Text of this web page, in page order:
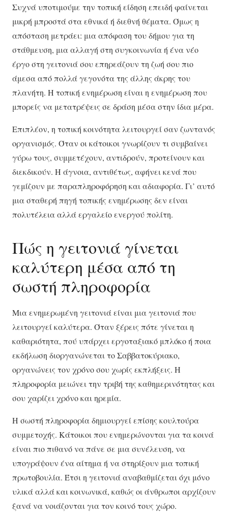
Συχνά υποτιμούμε την τοπική είδηση επειδή φαίνεται
μικρή μπροστά στα εθνικά ή διεθνή θέματα. Όμως η
απόσταση μετράει: μια απόφαση του δήμου για τη
στάθμευση, μια αλλαγή στη συγκοινωνία ή ένα νέο
έργο στη γειτονιά σου επηρεάζουν τη ζωή σου πιο
άμεσα από πολλά γεγονότα της άλλης άκρης του
πλανήτη. Η τοπική ενημέρωση είναι η ενημέρωση που
μπορείς να μετατρέψεις σε δράση μέσα στην ίδια μέρα.
Επιπλέον, η τοπική κοινότητα λειτουργεί σαν ζωντανός
οργανισμός. Όταν οι κάτοικοι γνωρίζουν τι συμβαίνει
γύρω τους, συμμετέχουν, αντιδρούν, προτείνουν και
διεκδικούν. Η άγνοια, αντιθέτως, αφήνει κενά που
γεμίζουν με παραπληροφόρηση και αδιαφορία. Γι’ αυτό
μια σταθερή πηγή τοπικής ενημέρωσης δεν είναι
πολυτέλεια αλλά εργαλείο ενεργού πολίτη.
Πώς η γειτονιά γίνεται
καλύτερη μέσα από τη
σωστή πληροφορία
Μια ενημερωμένη γειτονιά είναι μια γειτονιά που
λειτουργεί καλύτερα. Όταν ξέρεις πότε γίνεται η
καθαριότητα, πού υπάρχει εργοταξιακό μπλόκο ή ποια
εκδήλωση διοργανώνεται το Σαββατοκύριακο,
οργανώνεις τον χρόνο σου χωρίς εκπλήξεις. Η
πληροφορία μειώνει την τριβή της καθημερινότητας και
σου χαρίζει χρόνο και ηρεμία.
Η σωστή πληροφορία δημιουργεί επίσης κουλτούρα
συμμετοχής. Κάτοικοι που ενημερώνονται για τα κοινά
είναι πιο πιθανό να πάνε σε μια συνέλευση, να
υπογράψουν ένα αίτημα ή να στηρίξουν μια τοπική
πρωτοβουλία. Έτσι η γειτονιά αναβαθμίζεται όχι μόνο
υλικά αλλά και κοινωνικά, καθώς οι άνθρωποι αρχίζουν
ξανά να νοιάζονται για τον κοινό τους χώρο.